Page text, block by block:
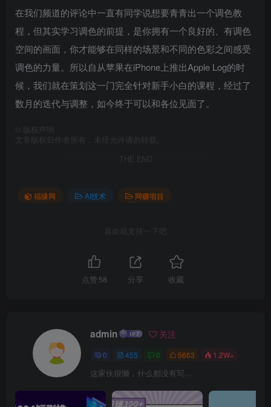
在我们频道的评论中一直有同学说想要青青出一个调色教
程，但其实学习调色的前提，是你拥有一个良好的、有调色
空间的画面，你才能够在同样的场景和不同的色彩之间感受
调色的力量。所以自从苹果在iPhone上推出Apple Log的时
候，我们就在策划这一门完全针对新手小白的课程，经过了
数月的迭代与调整，如今终于可以和各位见面了。
版权声明
文章版权归作者所有，未经允许请勿转载。
THE END
福缘网 AI技术 网赚项目
喜欢就支持一下吧
点赞 58 分享 收藏
admin 关注
0 455 0 5663 1.2W+
这家伙很懒，什么都没有写...